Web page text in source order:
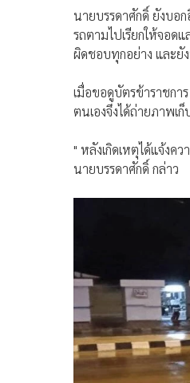
นายบรรดาศักดิ์ ยังบอ
รถตามไปเรียกให้จอด
ผิดชอบทุกอย่าง และยั
เมื่อขอดูบัตรข้าราชกา
ตนเองจึงได้ถ่ายภาพ
" หลังเกิดเหตุได้แจ้ง
นายบรรดาศักดิ์ กล่าว